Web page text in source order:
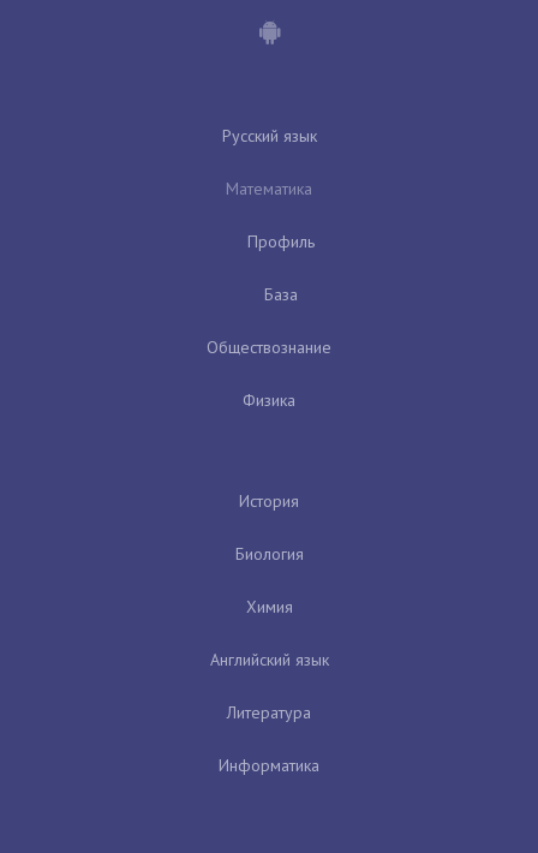
Русский язык
Математика
Профиль
База
Обществознание
Физика
История
Биология
Химия
Английский язык
Литература
Информатика